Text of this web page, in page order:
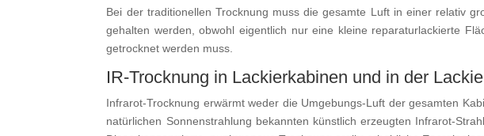
Bei der traditionellen Trocknung muss die gesamte Luft in einer relativ
gehalten werden, obwohl eigentlich nur eine kleine reparaturlackierte
getrocknet werden muss.
IR-Trocknung in Lackierkabinen und in der
Infrarot-Trocknung erwärmt weder die Umgebungs-Luft der gesamten
natürlichen Sonnenstrahlung bekannten künstlich erzeugten Infrarot-